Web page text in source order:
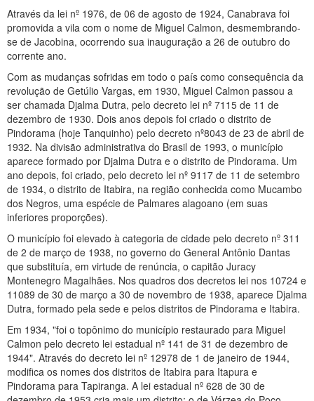
Através da lei nº 1976, de 06 de agosto de 1924, Canabrava foi
promovida a vila com o nome de Miguel Calmon, desmembrando-
se de Jacobina, ocorrendo sua inauguração a 26 de outubro do
corrente ano.
Com as mudanças sofridas em todo o país como consequência da
revolução de Getúlio Vargas, em 1930, Miguel Calmon passou a
ser chamada Djalma Dutra, pelo decreto lei nº 7115 de 11 de
dezembro de 1930. Dois anos depois foi criado o distrito de
Pindorama (hoje Tanquinho) pelo decreto nº8043 de 23 de abril de
1932. Na divisão administrativa do Brasil de 1993, o município
aparece formado por Djalma Dutra e o distrito de Pindorama. Um
ano depois, foi criado, pelo decreto lei nº 9117 de 11 de setembro
de 1934, o distrito de Itabira, na região conhecida como Mucambo
dos Negros, uma espécie de Palmares alagoano (em suas
inferiores proporções).
O município foi elevado à categoria de cidade pelo decreto nº 311
de 2 de março de 1938, no governo do General Antônio Dantas
que substituía, em virtude de renúncia, o capitão Juracy
Montenegro Magalhães. Nos quadros dos decretos lei nos 10724 e
11089 de 30 de março a 30 de novembro de 1938, aparece Djalma
Dutra, formado pela sede e pelos distritos de Pindorama e Itabira.
Em 1934, "foi o topônimo do município restaurado para Miguel
Calmon pelo decreto lei estadual nº 141 de 31 de dezembro de
1944". Através do decreto lei nº 12978 de 1 de janeiro de 1944,
modifica os nomes dos distritos de Itabira para Itapura e
Pindorama para Tapiranga. A lei estadual nº 628 de 30 de